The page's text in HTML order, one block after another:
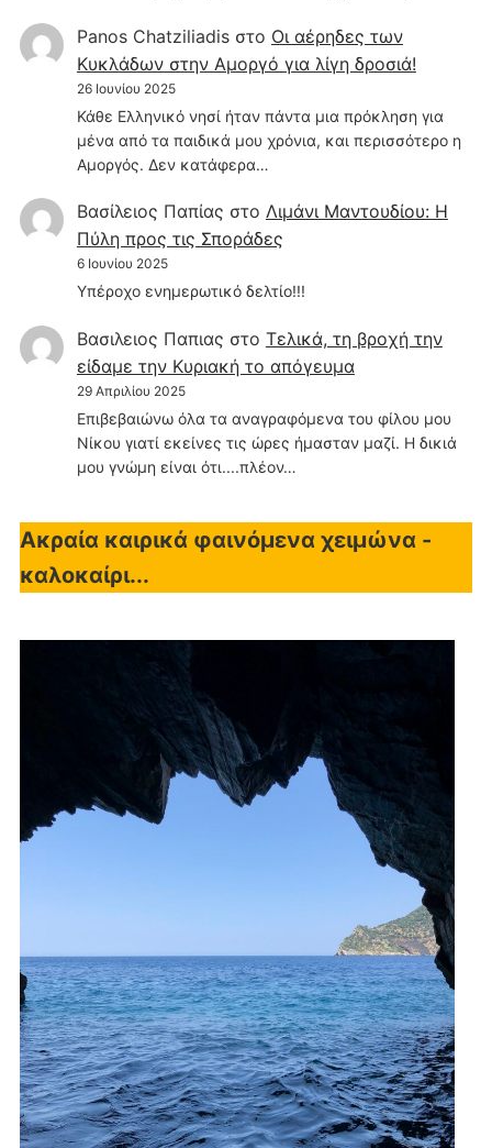
Panos Chatziliadisστο Οι αέρηδες των
Κυκλάδων στην Αμοργό για λίγη δροσιά!
26 Ιουνίου 2025
Κάθε Ελληνικό νησί ήταν πάντα μια πρόκληση για
μένα από τα παιδικά μου χρόνια, και περισσότερο η
Αμοργός. Δεν κατάφερα…
Βασίλειος Παπίας στο Λιμάνι Μαντουδίου: Η
Πύλη προς τις Σποράδες
6 Ιουνίου 2025
Υπέροχο ενημερωτικό δελτίο!!!
Βασιλειος Παπιας στο Τελικά, τη βροχή την
είδαμε την Κυριακή το απόγευμα
29 Απριλίου 2025
Επιβεβαιώνω όλα τα αναγραφόμενα του φίλου μου
Νίκου γιατί εκείνες τις ώρες ήμασταν μαζί. Η δικιά
μου γνώμη είναι ότι....πλέον…
Ακραία καιρικά φαινόμενα χειμώνα -
καλοκαίρι...